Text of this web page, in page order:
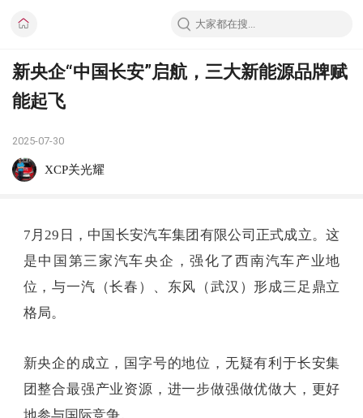
新央企“中国长安”启航，三大新能源品牌赋
能起飞
2025-07-30
XCP关光耀
7月29日，中国长安汽车集团有限公司正式成立。这
是中国第三家汽车央企，强化了西南汽车产业地
位，与一汽（长春）、东风（武汉）形成三足鼎立
格局。
新央企的成立，国字号的地位，无疑有利于长安集
团整合最强产业资源，进一步做强做优做大，更好
地参与国际竞争。